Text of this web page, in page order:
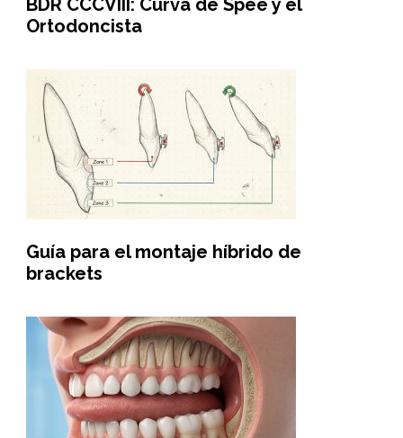
BDR CCCVIII: Curva de Spee y el
Ortodoncista
Guía para el montaje híbrido de
brackets